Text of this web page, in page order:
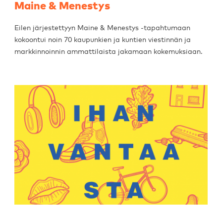
Maine & Menestys
Eilen järjestettyyn Maine & Menestys -tapahtumaan
kokoontui noin 70 kaupunkien ja kuntien viestinnän ja
markkinnoinnin ammattilaista jakamaan kokemuksiaan.